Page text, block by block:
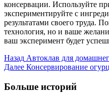
консервации. Используйте
экспериментируйте с
результатами своего труда.
технология, но и ваше
ваш эксперимент будет
Post
Navigation
Назад Автоклав для
Далее Консервирование
Больше историй